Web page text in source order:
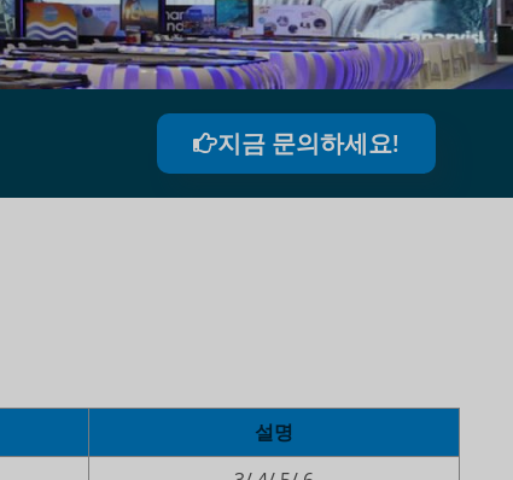
지금 문의하세요!
설명